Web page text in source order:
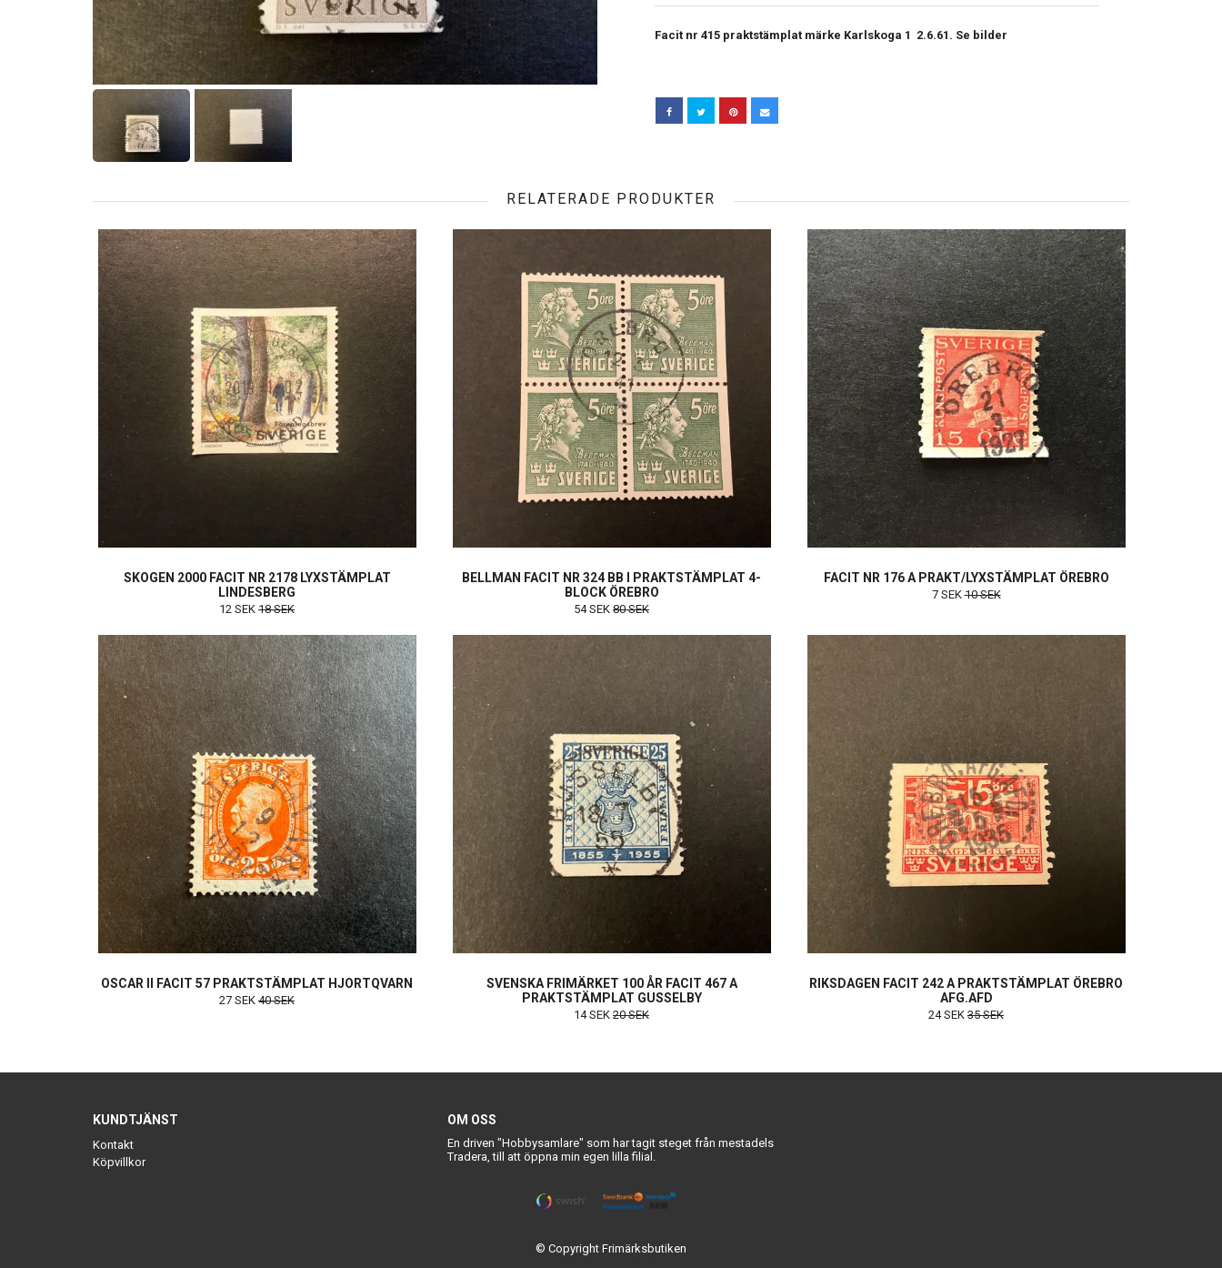
Facit nr 415 praktstämplat märke Karlskoga 1 2.6.61. Se bilder
RELATERADE PRODUKTER
SKOGEN 2000 FACIT NR 2178 LYXSTÄMPLAT
LINDESBERG
12 SEK 18 SEK
BELLMAN FACIT NR 324 BB I PRAKTSTÄMPLAT 4-
BLOCK ÖREBRO
54 SEK 80 SEK
FACIT NR 176 A PRAKT/LYXSTÄMPLAT ÖREBRO
7 SEK10 SEK
OSCAR II FACIT 57 PRAKTSTÄMPLAT HJORTQVARN
27 SEK 40 SEK
SVENSKA FRIMÄRKET 100 ÅR FACIT 467 A
PRAKTSTÄMPLAT GUSSELBY
14 SEK 20 SEK
RIKSDAGEN FACIT 242 A PRAKTSTÄMPLAT ÖREBRO
AFG.AFD
24 SEK 35 SEK
KUNDTJÄNST
Kontakt
Köpvillkor
OM OSS
En driven "Hobbysamlare" som har tagit steget från mestadels
Tradera, till att öppna min egen lilla filial.
© Copyright Frimärksbutiken